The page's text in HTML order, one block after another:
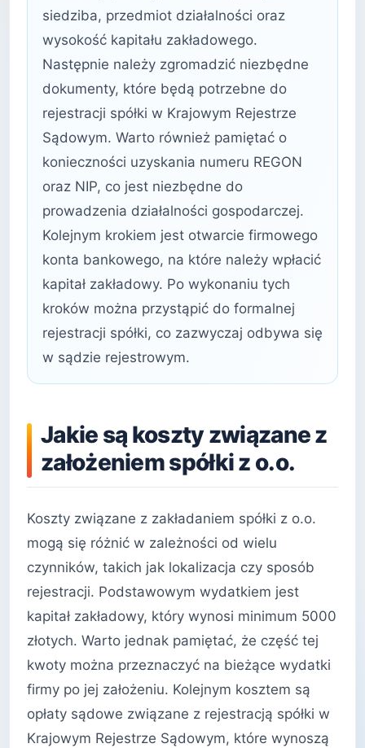
siedziba, przedmiot działalności oraz
wysokość kapitału zakładowego.
Następnie należy zgromadzić niezbędne
dokumenty, które będą potrzebne do
rejestracji spółki w Krajowym Rejestrze
Sądowym. Warto również pamiętać o
konieczności uzyskania numeru REGON
oraz NIP, co jest niezbędne do
prowadzenia działalności gospodarczej.
Kolejnym krokiem jest otwarcie firmowego
konta bankowego, na które należy wpłacić
kapitał zakładowy. Po wykonaniu tych
kroków można przystąpić do formalnej
rejestracji spółki, co zazwyczaj odbywa się
w sądzie rejestrowym.
Jakie są koszty związane z
założeniem spółki z o.o.
Koszty związane z zakładaniem spółki z o.o.
mogą się różnić w zależności od wielu
czynników, takich jak lokalizacja czy sposób
rejestracji. Podstawowym wydatkiem jest
kapitał zakładowy, który wynosi minimum 5000
złotych. Warto jednak pamiętać, że część tej
kwoty można przeznaczyć na bieżące wydatki
firmy po jej założeniu. Kolejnym kosztem są
opłaty sądowe związane z rejestracją spółki w
Krajowym Rejestrze Sądowym, które wynoszą